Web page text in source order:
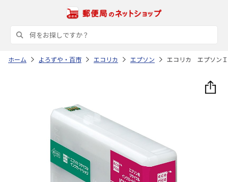
ホーム よろずや・百市 エコリカ エプソン エコリカ エプソン